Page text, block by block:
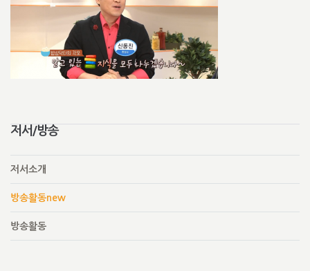
저서/방송
저서소개
방송활동new
방송활동